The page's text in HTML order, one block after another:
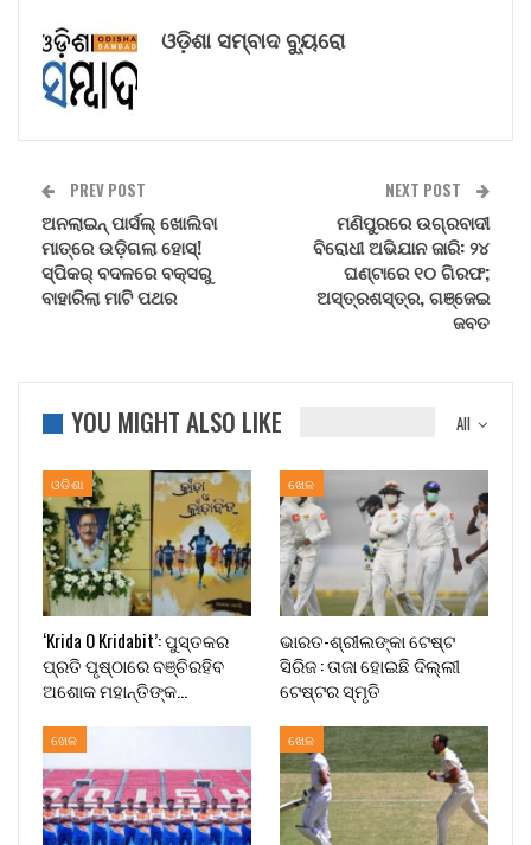
ଓଡ଼ିଶା ସମ୍ବାଦ ବ୍ୟୁରୋ
PREV POST
ଅନଲାଇନ୍ ପାର୍ସଲ୍ ଖୋଲିବା
ମାତ୍ରେ ଉଡ଼ିଗଲା ହୋସ୍!
ସ୍ପିକର୍ ବଦଳରେ ବକ୍ସରୁ
ବାହାରିଲା ମାଟି ପଥର
NEXT POST
ମଣିପୁରରେ ଉଗ୍ରବାଦୀ
ବିରୋଧୀ ଅଭିଯାନ ଜାରି: ୨୪
ଘଣ୍ଟାରେ ୧୦ ଗିରଫ;
ଅସ୍ତ୍ରଶସ୍ତ୍ର, ଗଞ୍ଜେଇ
ଜବତ
All
YOU MIGHT ALSO LIKE
ଓଡିଶା
‘Krida O Kridabit’: ପୁସ୍ତକର
ପ୍ରତି ପୃଷ୍ଠାରେ ବଞ୍ଚିରହିବ
ଅଶୋକ ମହାନ୍ତିଙ୍କ…
ଖେଳ
ଭାରତ-ଶ୍ରୀଲଙ୍କା ଟେଷ୍ଟ
ସିରିଜ : ତାଜା ହୋଇଛି ଦିଲ୍ଲୀ
ଟେଷ୍ଟର ସ୍ମୃତି
ଖେଳ ଖେଳ